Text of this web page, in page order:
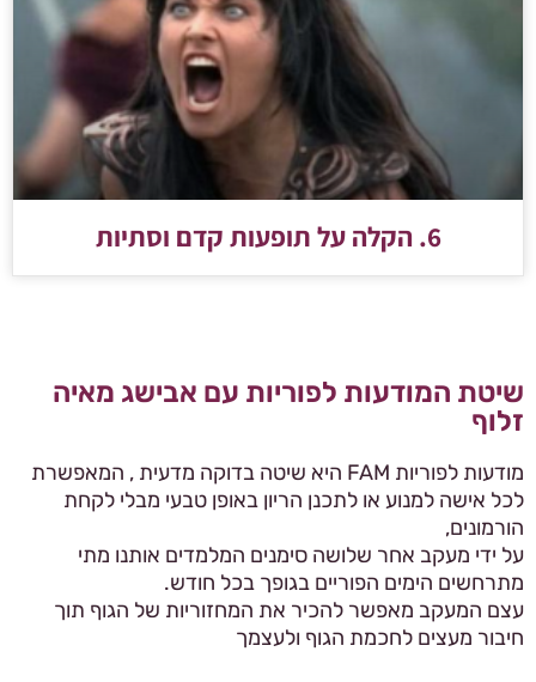
6. הקלה על תופעות קדם וסתיות
שיטת המודעות לפוריות עם אבישג מאיה
זלוף
מודעות לפוריות FAM
היא שיטה בדוקה מדעית , המאפשרת
לכל אישה למנוע או לתכנן הריון באופן טבעי מבלי לקחת
הורמונים,
על ידי מעקב אחר שלושה סימנים המלמדים אותנו מתי
מתרחשים הימים הפוריים בגופך בכל חודש.
עצם המעקב מאפשר להכיר את המחזוריות של הגוף תוך
חיבור מעצים לחכמת הגוף ולעצמך